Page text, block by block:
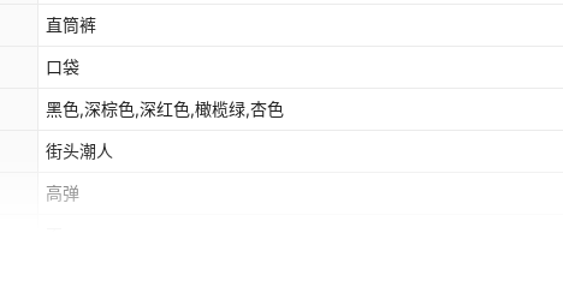
直筒裤
口袋
黑色,深棕色,深红色,橄榄绿,杏色
街头潮人
高弹